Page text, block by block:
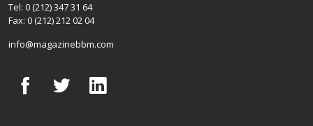
Tel: 0 (212) 347 31 64
Fax: 0 (212) 212 02 04
info@magazinebbm.com